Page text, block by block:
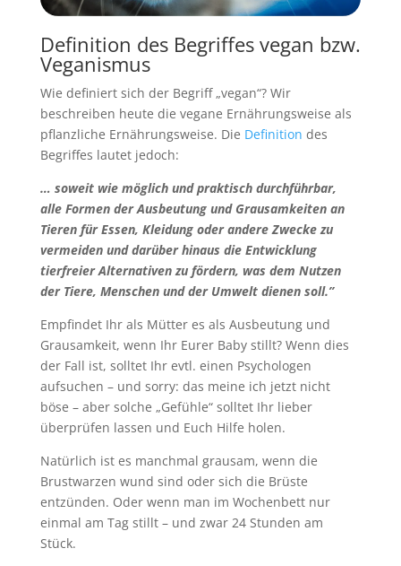
Definition des Begriffes vegan bzw.
Veganismus
Wie definiert sich der Begriff „vegan“? Wir
beschreiben heute die vegane Ernährungsweise als
pflanzliche Ernährungsweise. Die Definition des
Begriffes lautet jedoch:
… soweit wie möglich und praktisch durchführbar,
alle Formen der Ausbeutung und Grausamkeiten an
Tieren für Essen, Kleidung oder andere Zwecke zu
vermeiden und darüber hinaus die Entwicklung
tierfreier Alternativen zu fördern, was dem Nutzen
der Tiere, Menschen und der Umwelt dienen soll.”
Empfindet Ihr als Mütter es als Ausbeutung und
Grausamkeit, wenn Ihr Eurer Baby stillt? Wenn dies
der Fall ist, solltet Ihr evtl. einen Psychologen
aufsuchen – und sorry: das meine ich jetzt nicht
böse – aber solche „Gefühle“ solltet Ihr lieber
überprüfen lassen und Euch Hilfe holen.
Natürlich ist es manchmal grausam, wenn die
Brustwarzen wund sind oder sich die Brüste
entzünden. Oder wenn man im Wochenbett nur
einmal am Tag stillt – und zwar 24 Stunden am
Stück.